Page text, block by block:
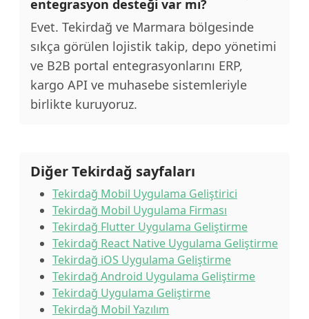
entegrasyon desteği var mı?
Evet. Tekirdağ ve Marmara bölgesinde
sıkça görülen lojistik takip, depo yönetimi
ve B2B portal entegrasyonlarını ERP,
kargo API ve muhasebe sistemleriyle
birlikte kuruyoruz.
Diğer Tekirdağ sayfaları
Tekirdağ Mobil Uygulama Geliştirici
Tekirdağ Mobil Uygulama Firması
Tekirdağ Flutter Uygulama Geliştirme
Tekirdağ React Native Uygulama Geliştirme
Tekirdağ iOS Uygulama Geliştirme
Tekirdağ Android Uygulama Geliştirme
Tekirdağ Uygulama Geliştirme
Tekirdağ Mobil Yazılım